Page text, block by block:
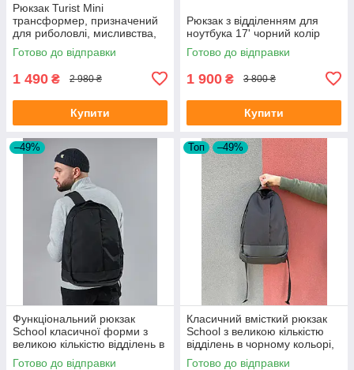
Рюкзак Turist Mini
трансформер, призначений
для риболовлі, мисливства,
туризму, на 30-50л, колір
піксель
Готово до відправки
1 490 ₴ 2 980 ₴
Купити
Рюкзак з відділенням для
ноутбука 17' чорний колір
Готово до відправки
1 900 ₴ 3 800 ₴
Купити
–49%
Функціональний рюкзак
School класичної форми з
великою кількістю відділень в
чорному кольорі, 30л
Готово до відправки
Топ –49%
Класичний вмісткий рюкзак
School з великою кількістю
відділень в чорному кольорі,
30л
Готово до відправки